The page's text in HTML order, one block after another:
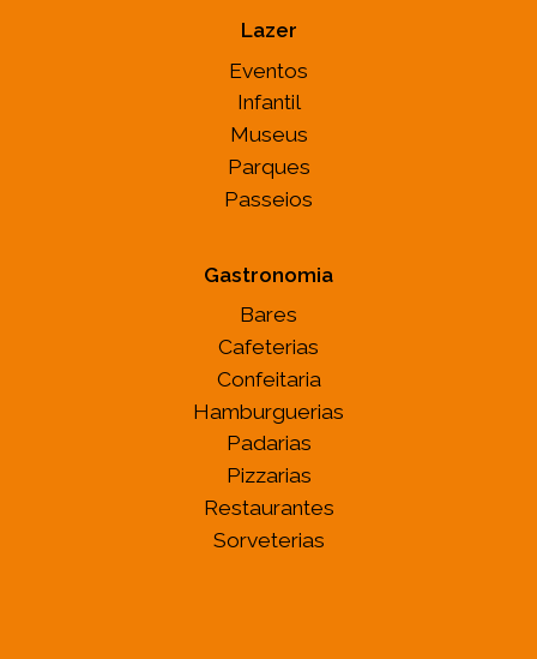
Lazer
Eventos
Infantil
Museus
Parques
Passeios
Gastronomia
Bares
Cafeterias
Confeitaria
Hamburguerias
Padarias
Pizzarias
Restaurantes
Sorveterias